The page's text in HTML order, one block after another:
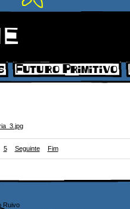
Futuro Primitivo
5 Seguinte Fim
Ruivo